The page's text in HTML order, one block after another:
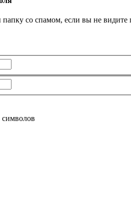
папку со спамом, если вы не видите